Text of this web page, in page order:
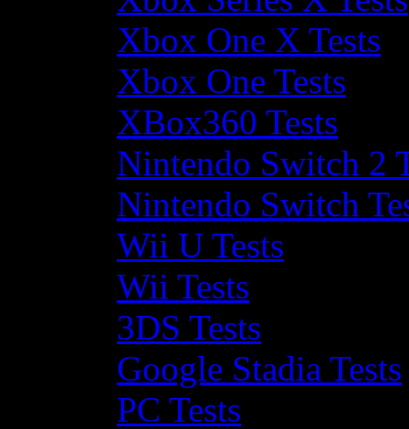
Xbox One X Tests
Xbox One Tests
XBox360 Tests
Nintendo Switch 2
Nintendo Switch
Wii U Tests
Wii Tests
3DS Tests
Google Stadia Tests
PC Tests